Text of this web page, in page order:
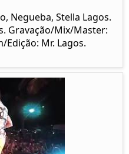
Negueba, Stella Lagos.
Gravação/Mix/Master:
Edição: Mr. Lagos.